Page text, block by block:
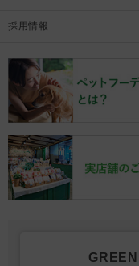
採用情報